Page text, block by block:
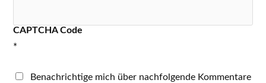
CAPTCHA Code
*
Benachrichtige mich über nachfolgende Kommentare